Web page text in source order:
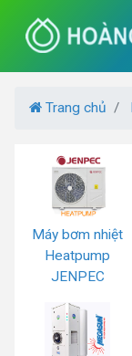
Trang chủ
Máy bơm nhiệt
Heatpump
JENPEC